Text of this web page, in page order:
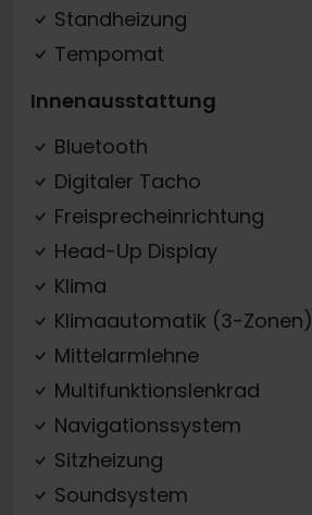
Standheizung
Tempomat
Innenausstattung
Bluetooth
Digitaler Tacho
Freisprecheinrichtung
Head-Up Display
Klima
Klimaautomatik (3-Zonen)
Mittelarmlehne
Multifunktionslenkrad
Navigationssystem
Sitzheizung
Soundsystem